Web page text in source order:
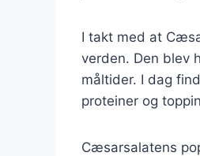
I takt med at
verden. Den blev
måltider. I dag
proteiner og
Cæsarsalatens